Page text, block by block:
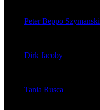
Peter Beppo Szymanski
Dirk Jacoby
Tania Rusca